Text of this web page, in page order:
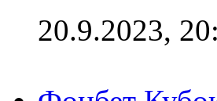
20.9.2023,